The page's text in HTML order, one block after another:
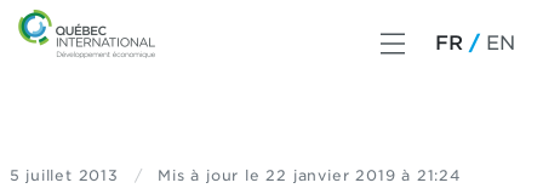
FR EN
5 juillet 2013 / Mis à jour le 22 janvier 2019 à 21:24